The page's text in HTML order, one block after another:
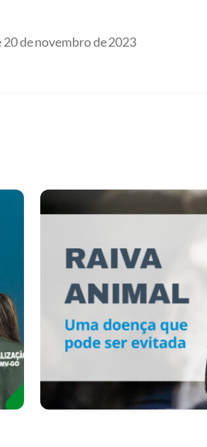
de novembro de 2023